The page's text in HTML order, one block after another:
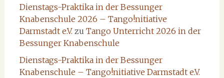
Dienstags-Praktika in der Bessunger
Knabenschule 2026 – Tango!nitiative
Darmstadt e.V.zu Tango Unterricht 2026 in der
Bessunger Knabenschule
Dienstags-Praktika in der Bessunger
Knabenschule – Tango!nitiative Darmstadt e.V.